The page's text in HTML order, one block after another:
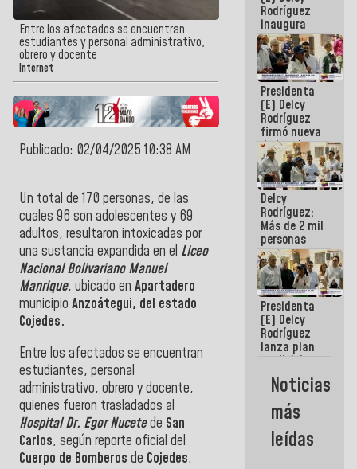
Entre los afectados se encuentran
estudiantes y personal administrativo,
obrero y docente
Internet
Publicado: 02/04/2025 10:38 AM
Un total de 170 personas, de las
cuales 96 son adolescentes y 69
adultos, resultaron intoxicadas por
una sustancia expandida en el Liceo
Nacional Bolivariano Manuel
Manrique, ubicado en Apartadero
municipio Anzoátegui, del estado
Cojedes.
Entre los afectados se encuentran
estudiantes, personal
administrativo, obrero y docente,
quienes fueron trasladados al
Hospital Dr. Egor Nucetede San
Carlos, según reporte oficial del
Cuerpo de Bomberos de Cojedes.
Rodríguez
inaugura
casa de los
Abuelos
Primavera
en Caracas
Presidenta
(E) Delcy
Rodríguez
firmó nueva
de Ley de
Arrendamiento
aprobada
por la AN
Delcy
Rodríguez:
Más de 2 mil
personas
beneficiadas
con planes
para
atención de
emergencia
sísmica en
la última
semana
Presidenta
(E) Delcy
Rodríguez
lanza plan
crediticio
con subsidio
a Juntas de
Condominio
Noticias
más
leídas